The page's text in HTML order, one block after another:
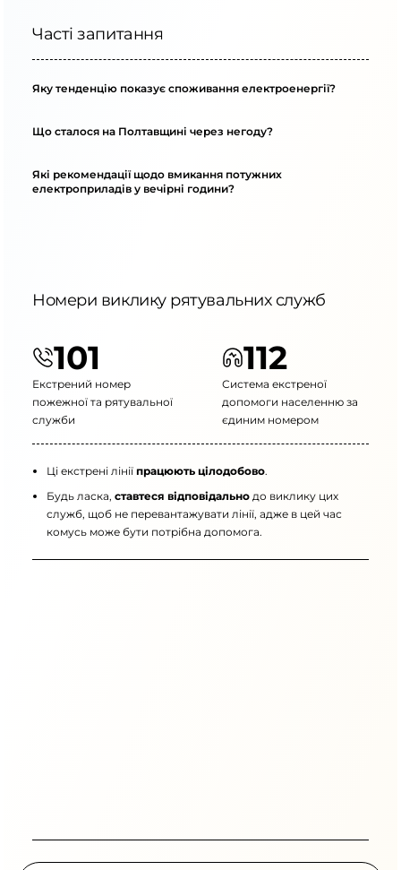
Номери виклику рятувальних служб
101
Екстрений номер
пожежної та рятувальної
служби
112
Система екстреної
допомоги населенню за
єдиним номером
Ці екстрені лінії працюють цілодобово.
Будь ласка, ставтеся відповідально до виклику цих
служб, щоб не перевантажувати лінії, адже в цей час
комусь може бути потрібна допомога.
Часті запитання
Яку тенденцію показує споживання електроенергії?
Що сталося на Полтавщині через негоду?
Які рекомендації щодо вмикання потужних
електроприладів у вечірні години?